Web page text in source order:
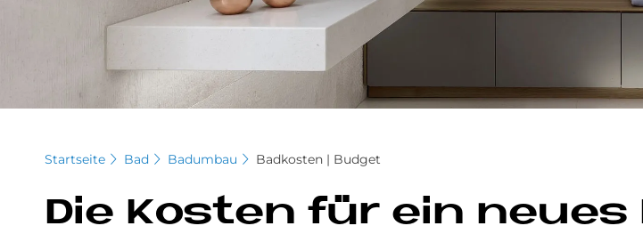
Startseite Bad Badumbau Badkosten | Budget
Die Ko­sten für ein neu­es